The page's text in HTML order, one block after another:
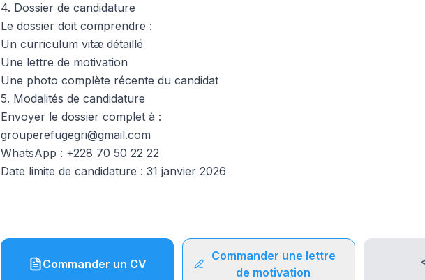
4. Dossier de candidature
Le dossier doit comprendre :
Un curriculum vitæ détaillé
Une lettre de motivation
Une photo complète récente du candidat
5. Modalités de candidature
Envoyer le dossier complet à :
grouperefugegri@gmail.com
WhatsApp : +228 70 50 22 22
Date limite de candidature : 31 janvier 2026
Commander un CV
Commander une lettre
de motivation